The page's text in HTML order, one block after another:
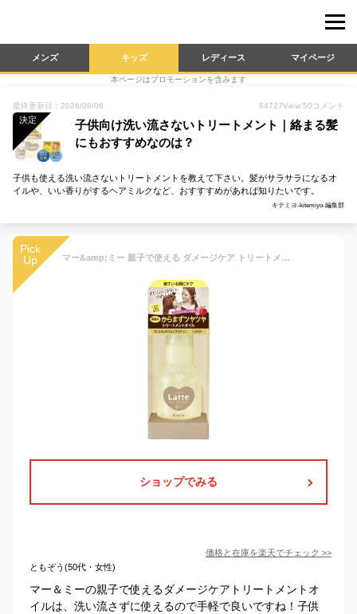
メンズ キッズ レディース マイページ
本ページはプロモーションを含みます
最終更新日：2026/08/06 84727View 50 コメント
決定
子供向け洗い流さないトリートメント｜絡まる髪
にもおすすめなのは？
子供も使える洗い流さないトリートメントを教えて下さい。髪がサラサラになるオ
イルや、いい香りがするヘアミルクなど、おすすすめがあれば知りたいです。
キテミヨ-kitemiyo-編集部
Pick
Up
マー&amp;ミー 親子で使える ダメージケア トリートメント ヘアオイル 50ml | 洗い流さない ヘアケア ママ ベビー キッズ 子供 赤ちゃん ラッテ
ショップでみる
価格と在庫を楽天でチェック >>
ともぞう(50代・女性)
マー＆ミーの親子で使えるダメージケアトリートメントオ
イルは、洗い流さずに使えるので手軽で良いですね！子供